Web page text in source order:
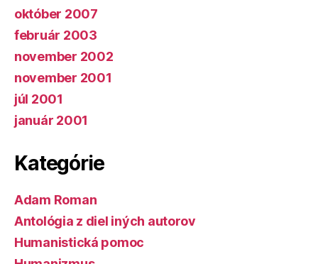
október 2007
február 2003
november 2002
november 2001
júl 2001
január 2001
Kategórie
Adam Roman
Antológia z diel iných autorov
Humanistická pomoc